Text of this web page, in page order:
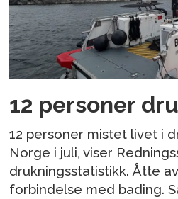
12 personer
12 personer mistet livet i
Norge i juli, viser
drukningsstatistikk. Åtte
forbindelse med bading.